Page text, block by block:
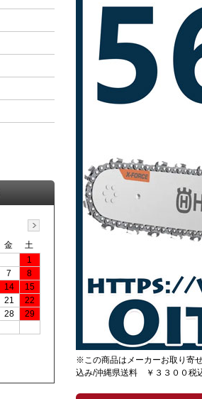
※この商品はメーカーお取り寄
込み/沖縄県送料 ￥３３００税
金
土
1
7
8
14
15
21
22
28
29